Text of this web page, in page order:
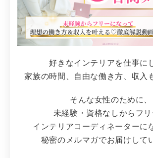
好きなインテリアを仕事に
家族の時間、自由な働き方、収入
そんな女性のために、
未経験・資格なしからフ
インテリアコーディネーターに
秘密のメルマガでお届けして